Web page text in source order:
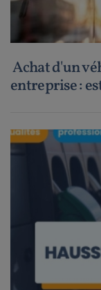
Achat d'un
entreprise :